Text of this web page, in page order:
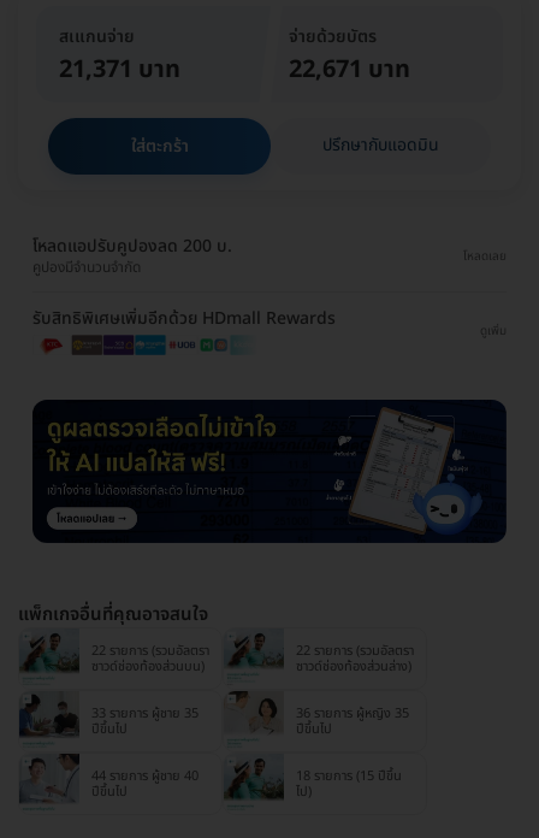
จ่ายด้วยบัตร
22,671 บาท
สเแกนจ่าย
21,371 บาท
ใส่ตะกร้า ปรึกษากับแอดมิน
โหลดแอปรับคูปองลด 200 บ.
คูปองมีจำนวนจำกัด
โหลดเลย
รับสิทธิพิเศษเพิ่มอีกด้วย HDmall Rewards
ดูเพิ่ม
แพ็กเกจอื่นที่คุณอาจสนใจ
22 รายการ (รวมอัลตรา
ซาวด์ช่องท้องส่วนบน)
22 รายการ (รวมอัลตรา
ซาวด์ช่องท้องส่วนล่าง)
33 รายการ ผู้ชาย 35
ปีขึ้นไป
36 รายการ ผู้หญิง 35
ปีขึ้นไป
44 รายการ ผู้ชาย 40
ปีขึ้นไป
18 รายการ (15 ปีขึ้น
ไป)